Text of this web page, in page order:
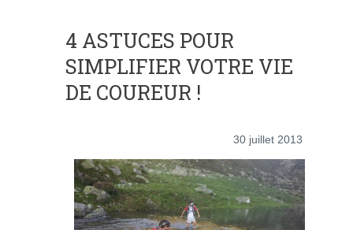
4 ASTUCES POUR
SIMPLIFIER VOTRE VIE
DE COUREUR !
30 juillet 2013